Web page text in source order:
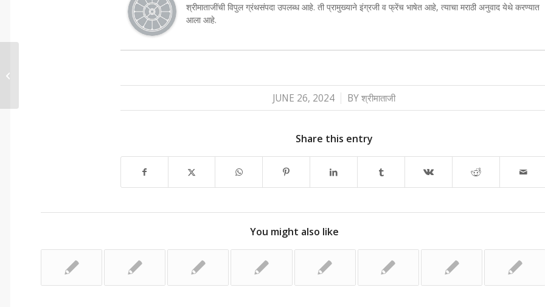
श्रीमाताजींची विपुल ग्रंथसंपदा उपलब्ध आहे. ती प्रामुख्याने इंग्रजी व फ्रेंच भाषेत आहे, त्याचा मराठी अनुवाद येथे करण्यात
आला आहे.
JUNE 26, 2024
/ BYश्रीमाताजी
Share this entry
You might also like